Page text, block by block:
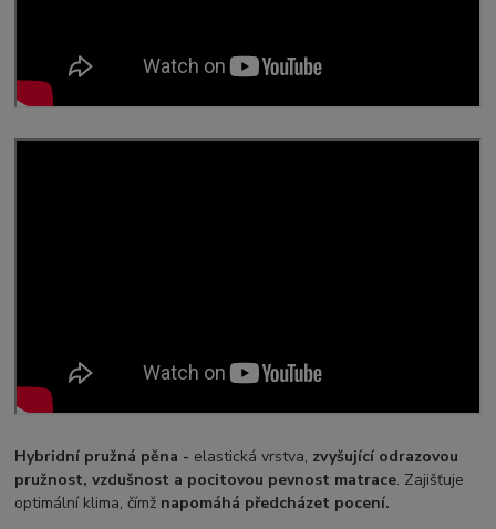
Hybridní pružná pěna - elastická vrstva, zvyšující odrazovou
pružnost, vzdušnost a pocitovou pevnost matrace. Zajišťuje
optimální klima, čímž napomáhá předcházet pocení.